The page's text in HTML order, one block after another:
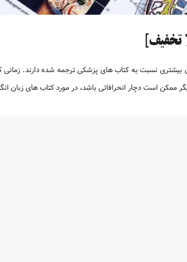
بیشتری نسبت به کتاب های پزشکی ترجمه شده دارند. زمانی
ممکن است دچار انحرافاتی باشد، در مورد کتاب های زبان